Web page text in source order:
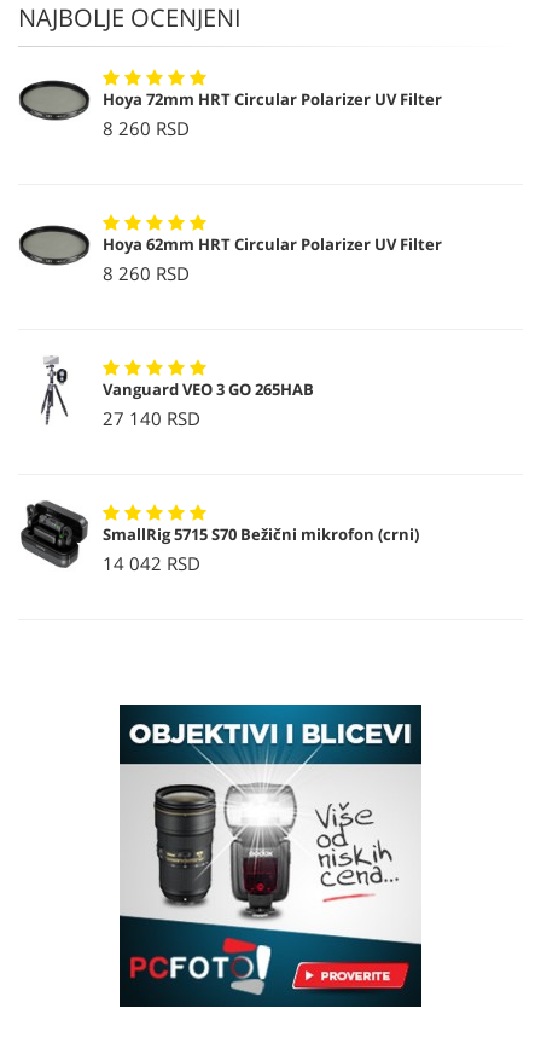
NAJBOLJE OCENJENI
Hoya 72mm HRT Circular Polarizer UV Filter
8 260 RSD
Hoya 62mm HRT Circular Polarizer UV Filter
8 260 RSD
Vanguard VEO 3 GO 265HAB
27 140 RSD
SmallRig 5715 S70 Bežični mikrofon (crni)
14 042 RSD